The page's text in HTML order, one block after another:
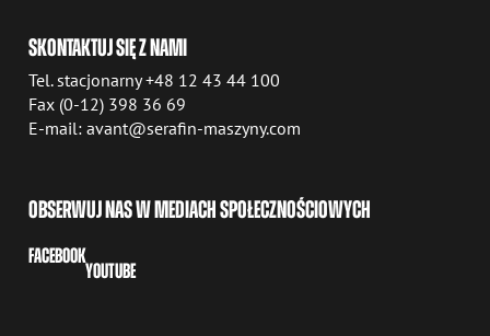
SKONTAKTUJ SIĘ Z NAMI
Tel. stacjonarny +48 12 43 44 100
Fax (0-12) 398 36 69
E-mail: avant@serafin-maszyny.com
OBSERWUJ NAS W MEDIACH SPOŁECZNOŚCIOWYCH
FACEBOOK
YOUTUBE